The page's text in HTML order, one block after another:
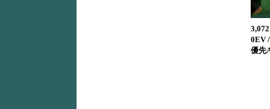
0EV
優先